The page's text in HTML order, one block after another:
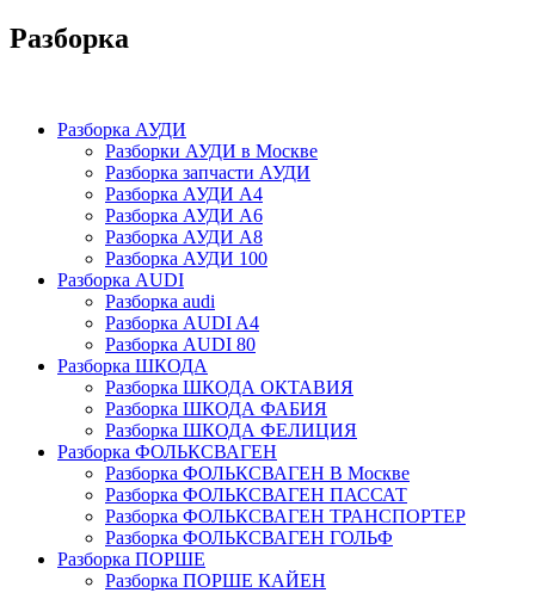
Разборка
Разборка АУДИ
Разборки АУДИ в Москве
Разборка запчасти АУДИ
Разборка АУДИ А4
Разборка АУДИ А6
Разборка АУДИ А8
Разборка АУДИ 100
Разборка AUDI
Разборка audi
Разборка AUDI A4
Разборка AUDI 80
Разборка ШКОДА
Разборка ШКОДА ОКТАВИЯ
Разборка ШКОДА ФАБИЯ
Разборка ШКОДА ФЕЛИЦИЯ
Разборка ФОЛЬКСВАГЕН
Разборка ФОЛЬКСВАГЕН В Москве
Разборка ФОЛЬКСВАГЕН ПАССАТ
Разборка ФОЛЬКСВАГЕН ТРАНСПОРТЕР
Разборка ФОЛЬКСВАГЕН ГОЛЬФ
Разборка ПОРШЕ
Разборка ПОРШЕ КАЙЕН